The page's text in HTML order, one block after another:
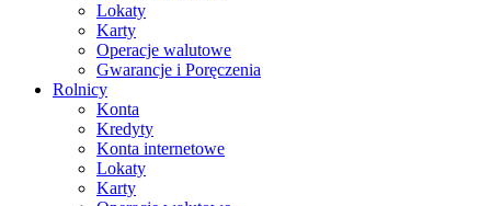
Lokaty
Karty
Operacje walutowe
Gwarancje i Poręczenia
Rolnicy
Konta
Kredyty
Konta internetowe
Lokaty
Karty